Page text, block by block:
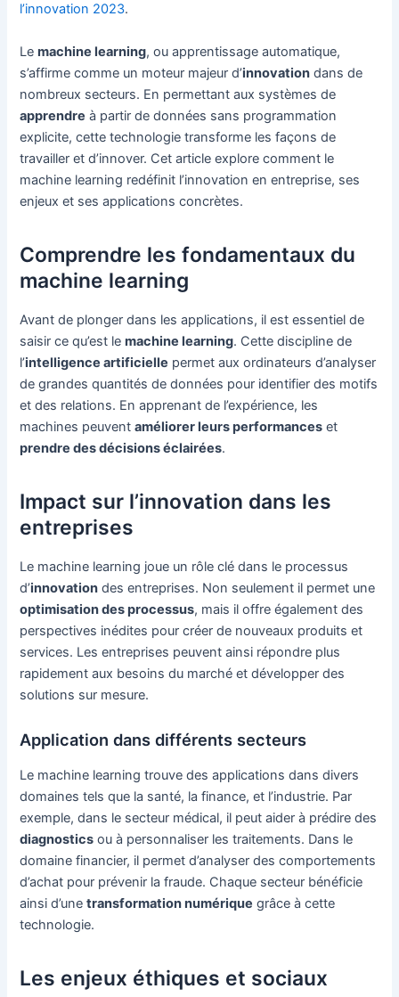
l’innovation 2023.
Lemachine learning, ou apprentissage automatique,
s’affirme comme un moteur majeur d’innovation dans de
nombreux secteurs. En permettant aux systèmes de
apprendre à partir de données sans programmation
explicite, cette technologie transforme les façons de
travailler et d’innover. Cet article explore comment le
machine learning redéfinit l’innovation en entreprise, ses
enjeux et ses applications concrètes.
Comprendre les fondamentaux du
machine learning
Avant de plonger dans les applications, il est essentiel de
saisir ce qu’est lemachine learning. Cette discipline de
l’intelligence artificielle permet aux ordinateurs d’analyser
de grandes quantités de données pour identifier des motifs
et des relations. En apprenant de l’expérience, les
machines peuventaméliorer leurs performances et
prendre des décisions éclairées.
Impact sur l’innovation dans les
entreprises
Le machine learning joue un rôle clé dans le processus
d’innovation des entreprises. Non seulement il permet une
optimisation des processus, mais il offre également des
perspectives inédites pour créer de nouveaux produits et
services. Les entreprises peuvent ainsi répondre plus
rapidement aux besoins du marché et développer des
solutions sur mesure.
Application dans différents secteurs
Le machine learning trouve des applications dans divers
domaines tels que la santé, la finance, et l’industrie. Par
exemple, dans le secteur médical, il peut aider à prédire des
diagnostics ou à personnaliser les traitements. Dans le
domaine financier, il permet d’analyser des comportements
d’achat pour prévenir la fraude. Chaque secteur bénéficie
ainsi d’unetransformation numérique grâce à cette
technologie.
Les enjeux éthiques et sociaux